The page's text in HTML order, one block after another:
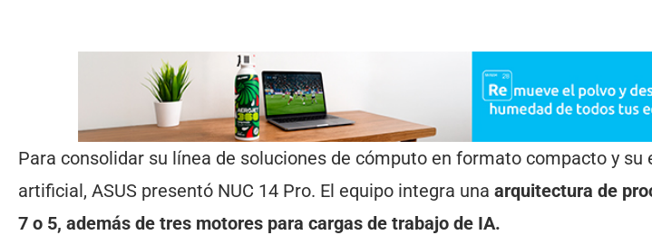
Para consolidar su línea de soluciones de cómputo en formato compacto y
artificial, ASUS presentó NUC 14 Pro. El equipo integra una arquitectura de
7 o 5, además de tres motores para cargas de trabajo de IA.